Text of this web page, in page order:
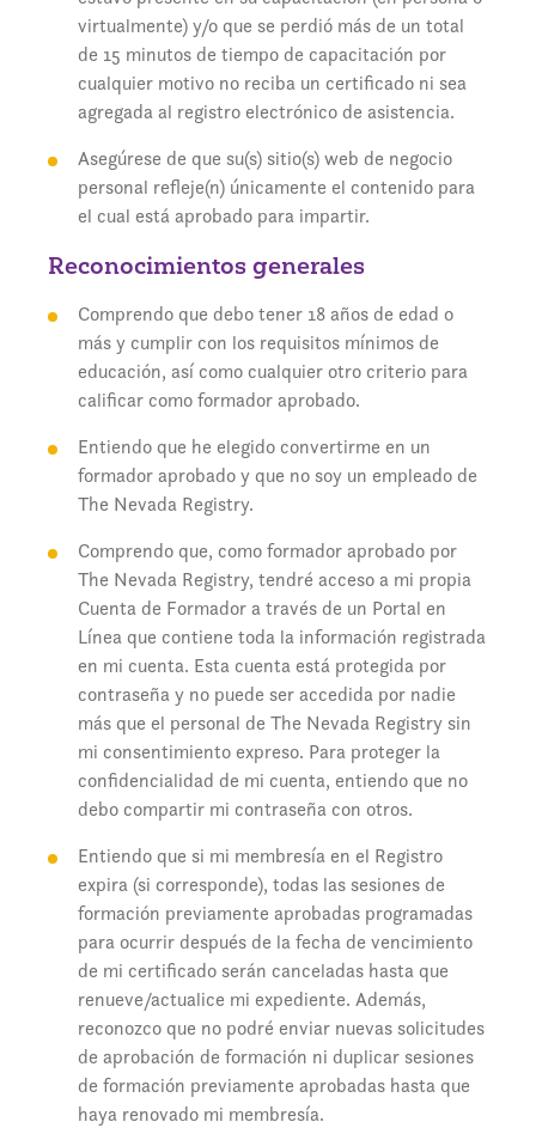
virtualmente) y/o que se perdió más de un total
de 15 minutos de tiempo de capacitación por
cualquier motivo no reciba un certificado ni sea
agregada al registro electrónico de asistencia.
Asegúrese de que su(s) sitio(s) web de negocio
personal refleje(n) únicamente el contenido para
el cual está aprobado para impartir.
Reconocimientos generales
Comprendo que debo tener 18 años de edad o
más y cumplir con los requisitos mínimos de
educación, así como cualquier otro criterio para
calificar como formador aprobado.
Entiendo que he elegido convertirme en un
formador aprobado y que no soy un empleado de
The Nevada Registry.
Comprendo que, como formador aprobado por
The Nevada Registry, tendré acceso a mi propia
Cuenta de Formador a través de un Portal en
Línea que contiene toda la información registrada
en mi cuenta. Esta cuenta está protegida por
contraseña y no puede ser accedida por nadie
más que el personal de The Nevada Registry sin
mi consentimiento expreso. Para proteger la
confidencialidad de mi cuenta, entiendo que no
debo compartir mi contraseña con otros.
Entiendo que si mi membresía en el Registro
expira (si corresponde), todas las sesiones de
formación previamente aprobadas programadas
para ocurrir después de la fecha de vencimiento
de mi certificado serán canceladas hasta que
renueve/actualice mi expediente. Además,
reconozco que no podré enviar nuevas solicitudes
de aprobación de formación ni duplicar sesiones
de formación previamente aprobadas hasta que
haya renovado mi membresía.